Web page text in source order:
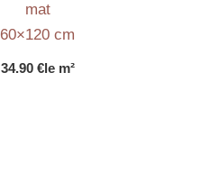
mat
60×120 cm
34.90 €le m²